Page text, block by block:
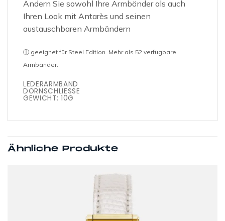
Ändern Sie sowohl Ihre Armbänder als auch
Ihren Look mit Antarès und seinen
austauschbaren Armbändern
ⓘ geeignet für Steel Edition. Mehr als 52 verfügbare
Armbänder.
LEDERARMBAND
DORNSCHLIESSE
GEWICHT: 10G
Ähnliche Produkte